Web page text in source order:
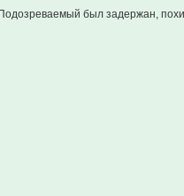
был задержан,